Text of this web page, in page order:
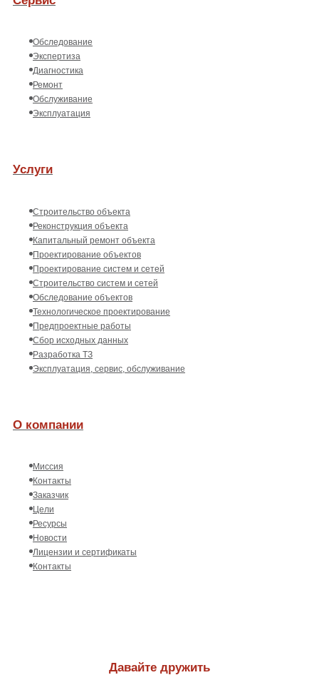
Обследование
Экспертиза
Диагностика
Ремонт
Обслуживание
Эксплуатация
Услуги
Строительство объекта
Реконструкция объекта
Капитальный ремонт объекта
Проектирование объектов
Проектирование систем и сетей
Строительство систем и сетей
Обследование объектов
Технологическое проектирование
Предпроектные работы
Сбор исходных данных
Разработка ТЗ
Эксплуатация, сервис, обслуживание
О компании
Миссия
Контакты
Заказчик
Цели
Ресурсы
Новости
Лицензии и сертификаты
Контакты
Давайте дружить